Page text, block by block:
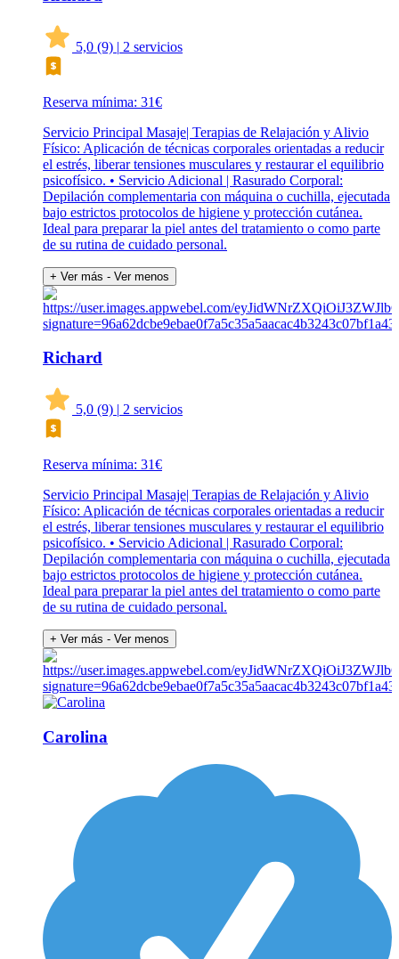
5,0 (9) | 2 servicios
Reserva mínima: 31€
Servicio Principal Masaje| Terapias de Relajación y Alivio
Físico: Aplicación de técnicas corporales orientadas a reducir
el estrés, liberar tensiones musculares y restaurar el equilibrio
psicofísico. • Servicio Adicional | Rasurado Corporal:
Depilación complementaria con máquina o cuchilla, ejecutada
bajo estrictos protocolos de higiene y protección cutánea.
Ideal para preparar la piel antes del tratamiento o como parte
de su rutina de cuidado personal.
+ Ver más - Ver menos
Richard
5,0 (9) | 2 servicios
Reserva mínima: 31€
Servicio Principal Masaje| Terapias de Relajación y Alivio
Físico: Aplicación de técnicas corporales orientadas a reducir
el estrés, liberar tensiones musculares y restaurar el equilibrio
psicofísico. • Servicio Adicional | Rasurado Corporal:
Depilación complementaria con máquina o cuchilla, ejecutada
bajo estrictos protocolos de higiene y protección cutánea.
Ideal para preparar la piel antes del tratamiento o como parte
de su rutina de cuidado personal.
+ Ver más - Ver menos
Carolina